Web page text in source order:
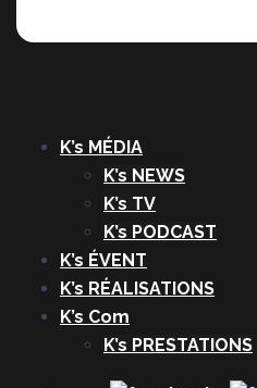
K’s MÉDIA
K’s NEWS
K’s TV
K’s PODCAST
K’s ÉVENT
K’s RÉALISATIONS
K’s Com
K’s PRESTATIONS